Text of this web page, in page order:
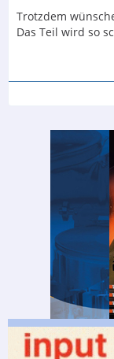
Trotzdem
Das Teil wird so